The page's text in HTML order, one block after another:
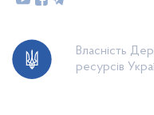
Власність
ресурсів